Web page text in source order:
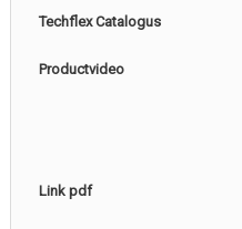
Techflex Catalogus
Productvideo
Link pdf